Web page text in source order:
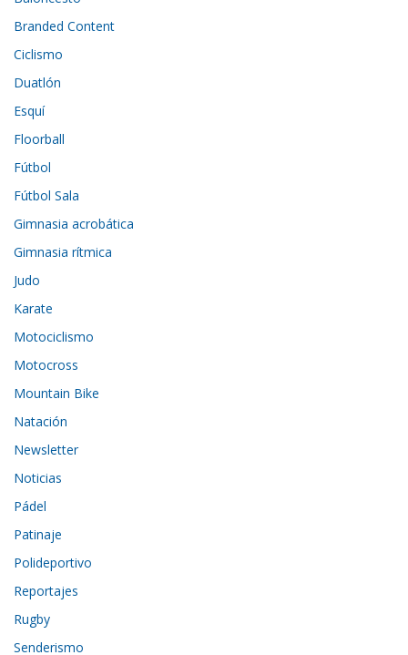
Branded Content
Ciclismo
Duatlón
Esquí
Floorball
Fútbol
Fútbol Sala
Gimnasia acrobática
Gimnasia rítmica
Judo
Karate
Motociclismo
Motocross
Mountain Bike
Natación
Newsletter
Noticias
Pádel
Patinaje
Polideportivo
Reportajes
Rugby
Senderismo